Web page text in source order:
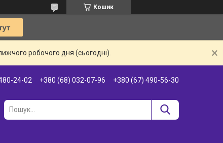
Кошик
робочого дня (сьогодні).
24-02 +380 (68) 032-07-96 +380 (67) 490-56-30